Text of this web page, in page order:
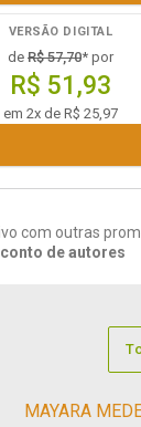
VERSÃO DIGITAL
de R$ 57,70* por
R$ 51,93
em 2x de R$ 25,97
com outras
de autores